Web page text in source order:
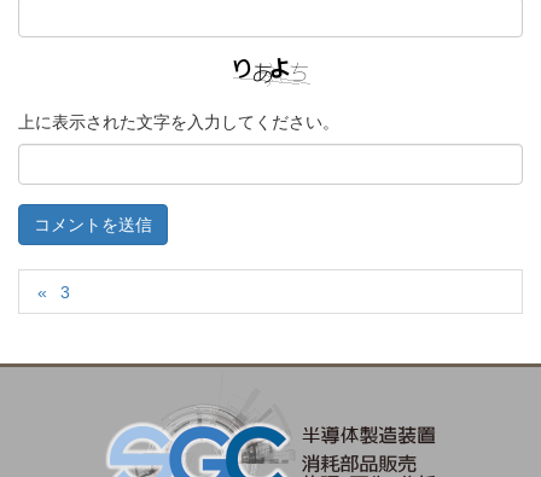
上に表示された文字を入力してください。
3